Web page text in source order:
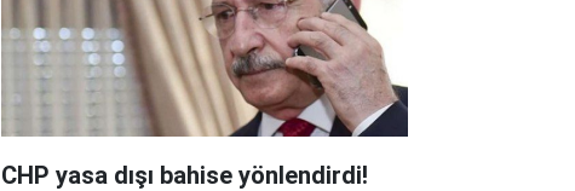
CHP yasa dışı bahise yönlendirdi!